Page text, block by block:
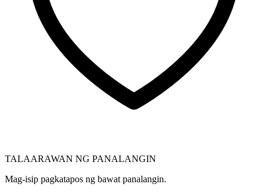
TALAARAWAN NG PANALANGIN
Mag-isip pagkatapos ng bawat panalangin.